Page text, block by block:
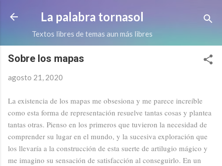
Ir al contenido principal
La palabra tornasol
Textos libres de temas aun más libres
Sobre los mapas
agosto 21, 2020
La existencia de los mapas me obsesiona y me parece increíble
como esta forma de representación resuelve tantas cosas y plantea
tantas otras. Pienso en los primeros que tuvieron la necesidad de
comprender su lugar en el mundo, y la sucesiva exploración que
los llevaría a la construcción de esta suerte de artilugio mágico y
me imagino su sensación de satisfacción al conseguirlo. En un